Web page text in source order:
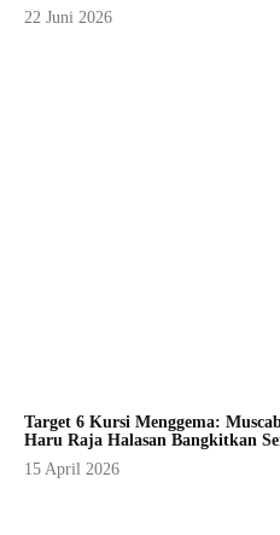
22 Juni 2026
Target 6 Kursi Menggema:
Haru Raja Halasan Bangkitkan
15 April 2026